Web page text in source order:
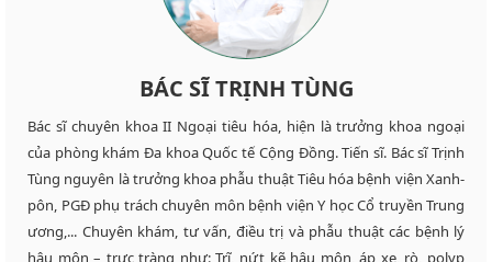
BÁC SĨ TRỊNH TÙNG
Bác sĩ chuyên khoa II Ngoại tiêu hóa, hiện là trưởng khoa ngoại
của phòng khám Đa khoa Quốc tế Cộng Đồng. Tiến sĩ. Bác sĩ Trịnh
Tùng nguyên là trưởng khoa phẫu thuật Tiêu hóa bệnh viện Xanh-
pôn, PGĐ phụ trách chuyên môn bệnh viện Y học Cổ truyền Trung
ương,... Chuyên khám, tư vấn, điều trị và phẫu thuật các bệnh lý
hậu môn – trực tràng như: Trĩ, nứt kẽ hậu môn, áp xe, rò, polyp